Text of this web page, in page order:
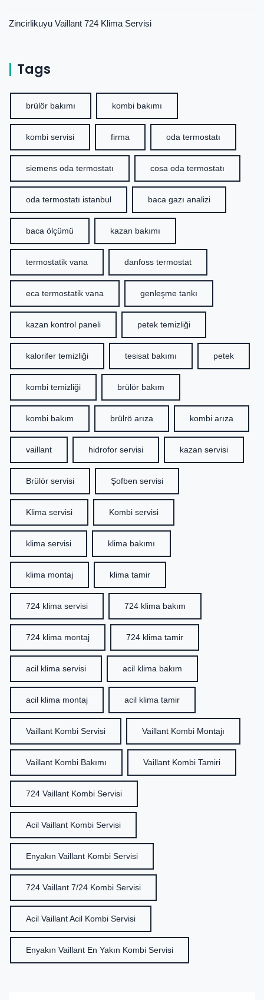
Zincirlikuyu Vaillant 724 Klima Servisi
Tags
brülör bakımı kombi bakımı
kombi servisi firma oda termostatı
siemens oda termostatı cosa oda termostatı
oda termostatı istanbul baca gazı analizi
baca ölçümü kazan bakımı
termostatik vana danfoss termostat
eca termostatik vana genleşme tankı
kazan kontrol paneli petek temizliği
kalorifer temizliği tesisat bakımı petek
kombi temizliği brülör bakım
kombi bakım brülrö arıza kombi arıza
vaillant hidrofor servisi kazan servisi
Brülör servisi Şofben servisi
Klima servisi Kombi servisi
klima servisi klima bakımı
klima montaj klima tamir
724 klima servisi 724 klima bakım
724 klima montaj 724 klima tamir
acil klima servisi acil klima bakım
acil klima montaj acil klima tamir
Vaillant Kombi Servisi Vaillant Kombi Montajı
Vaillant Kombi Bakımı Vaillant Kombi Tamiri
724 Vaillant Kombi Servisi
Acil Vaillant Kombi Servisi
Enyakın Vaillant Kombi Servisi
724 Vaillant 7/24 Kombi Servisi
Acil Vaillant Acil Kombi Servisi
Enyakın Vaillant En Yakın Kombi Servisi